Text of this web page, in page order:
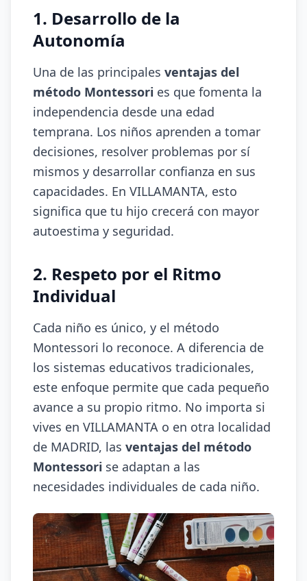
1. Desarrollo de la
Autonomía
Una de las principales ventajas del
método Montessori es que fomenta la
independencia desde una edad
temprana. Los niños aprenden a tomar
decisiones, resolver problemas por sí
mismos y desarrollar confianza en sus
capacidades. En VILLAMANTA, esto
significa que tu hijo crecerá con mayor
autoestima y seguridad.
2. Respeto por el Ritmo
Individual
Cada niño es único, y el método
Montessori lo reconoce. A diferencia de
los sistemas educativos tradicionales,
este enfoque permite que cada pequeño
avance a su propio ritmo. No importa si
vives en VILLAMANTA o en otra localidad
de MADRID, las ventajas del método
Montessori se adaptan a las
necesidades individuales de cada niño.